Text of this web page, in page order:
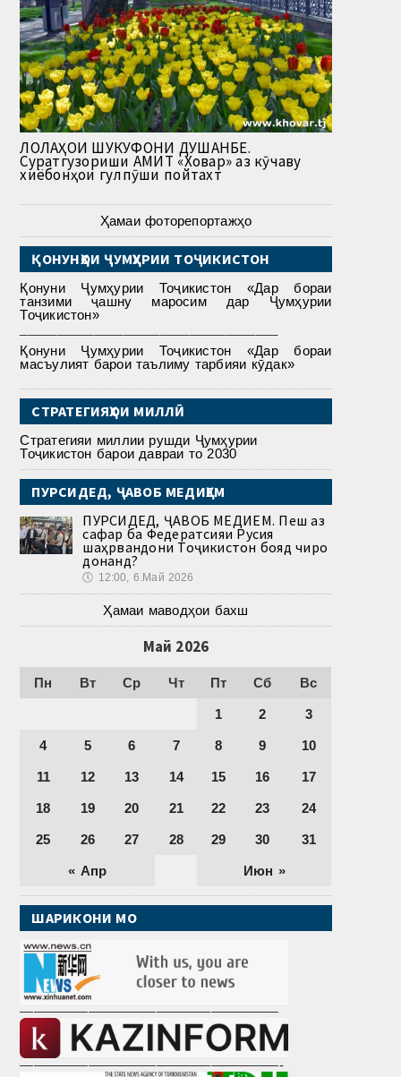
ЛОЛАҲОИ ШУКУФОНИ ДУШАНБЕ.
Суратгузориши АМИТ «Ховар» аз кӯчаву
хиёбонҳои гулпӯши пойтахт
Ҳамаи фоторепортажҳо
ҚОНУНҲОИ ҶУМҲУРИИ ТОҶИКИСТОН
Қонуни Ҷумҳурии Тоҷикистон «Дар бораи
танзими ҷашну маросим дар Ҷумҳурии
Тоҷикистон»
Қонуни Ҷумҳурии Тоҷикистон «Дар бораи
масъулият барои таълиму тарбияи кӯдак»
СТРАТЕГИЯҲОИ МИЛЛӢ
Стратегияи миллии рушди Ҷумҳурии
Тоҷикистон барои давраи то 2030
ПУРСИДЕД, ҶАВОБ МЕДИҲЕМ
ПУРСИДЕД, ҶАВОБ МЕДИҲЕМ. Пеш аз
сафар ба Федератсияи Русия
шаҳрвандони Тоҷикистон бояд чиро
донанд?
🕔 12:00, 6.Май 2026
Ҳамаи маводҳои бахш
Май 2026
Пн Вт Ср Чт Пт Сб Вс
« Апр Июн »
1 2 3
4 5 6 7 8 9 10
11 12 13 14 15 16 17
18 19 20 21 22 23 24
25 26 27 28 29 30 31
ШАРИКОНИ МО
———————————————————
———————————————————-